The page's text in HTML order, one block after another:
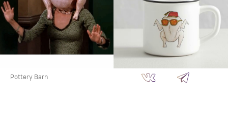
Pottery Barn